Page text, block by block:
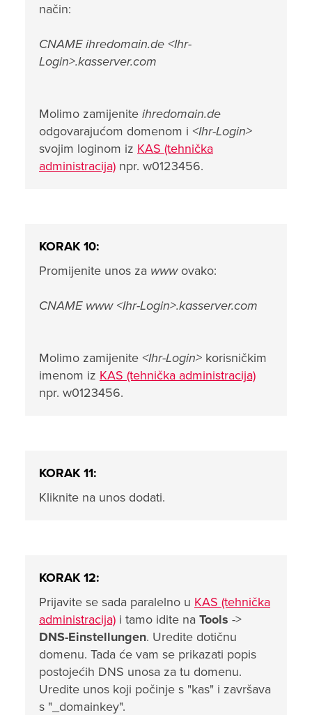
način:
CNAME ihredomain.de <Ihr-
Login>.kasserver.com
Molimo zamijenite ihredomain.de
odgovarajućom domenom i <Ihr-Login>
svojim loginom iz KAS (tehnička
administracija) npr. w0123456.
KORAK 10:
Promijenite unos za wwwovako:
CNAME www <Ihr-Login>.kasserver.com
Molimo zamijenite <Ihr-Login> korisničkim
imenom iz KAS (tehnička administracija)
npr. w0123456.
KORAK 11:
Kliknite na unos dodati.
KORAK 12:
Prijavite se sada paralelno u KAS (tehnička
administracija) i tamo idite na Tools ->
DNS-Einstellungen. Uredite dotičnu
domenu. Tada će vam se prikazati popis
postojećih DNS unosa za tu domenu.
Uredite unos koji počinje s "kas" i završava
s "_domainkey".